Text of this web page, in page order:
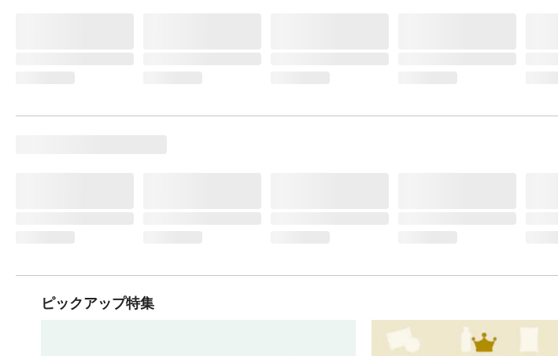
ピックアップ特集